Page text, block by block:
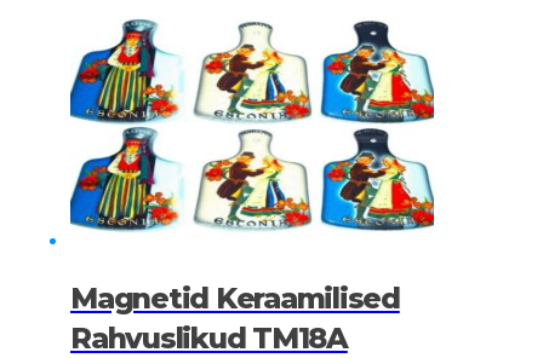
Magnetid Keraamilised
Rahvuslikud TM18A